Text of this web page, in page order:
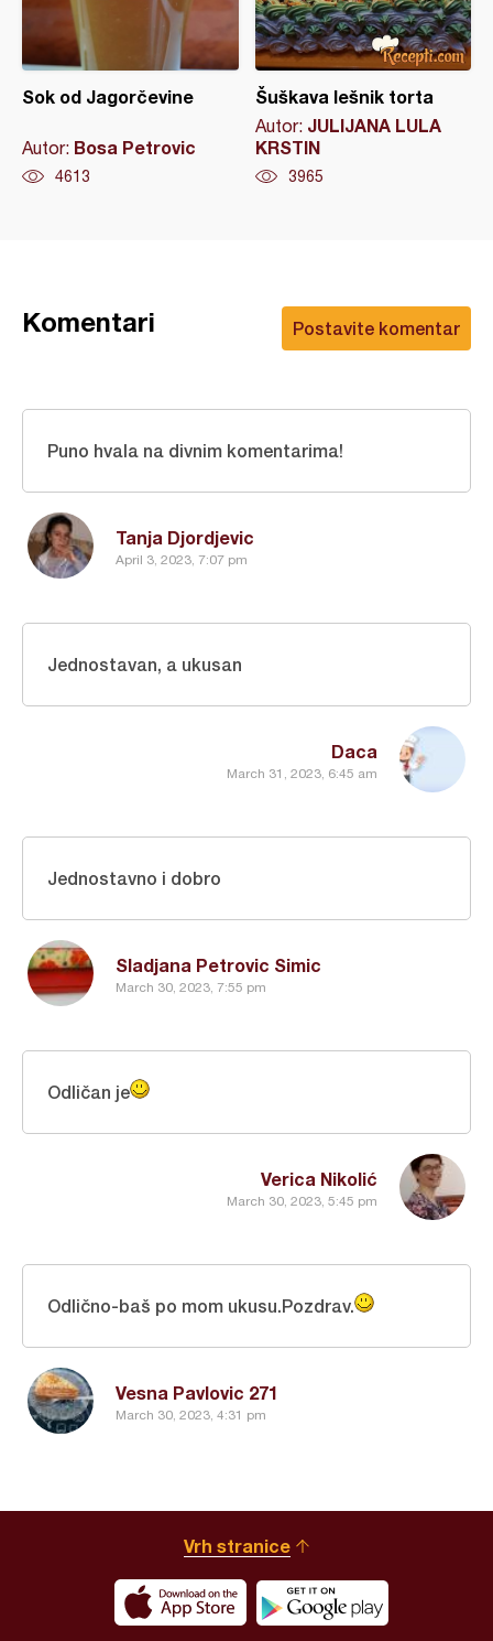
Sok od Jagorčevine
Autor: Bosa Petrovic
4613
Šuškava lešnik torta
Autor: JULIJANA LULA
KRSTIN
3965
Postavite komentar
Komentari
Tanja Djordjevic
April 3, 2023, 7:07 pm
Puno hvala na divnim komentarima!
Daca
March 31, 2023, 6:45 am
Jednostavan, a ukusan
Sladjana Petrovic Simic
March 30, 2023, 7:55 pm
Jednostavno i dobro
Verica Nikolić
March 30, 2023, 5:45 pm
Odličan je
Vesna Pavlovic 271
March 30, 2023, 4:31 pm
Odlično-baš po mom ukusu.Pozdrav.
Vrh stranice